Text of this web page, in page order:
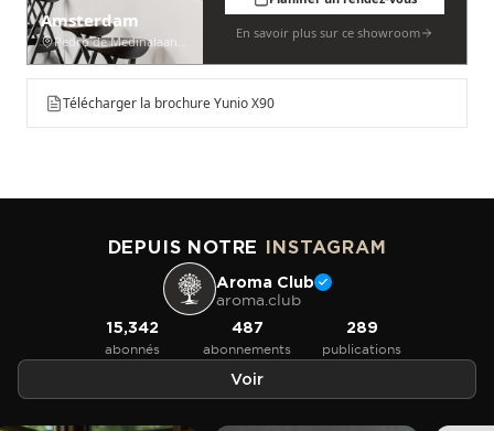
Amsterdam
Pedro de Medinalaan 53
En savoir plus sur ce showroom
Télécharger la brochure Yunio X90
DEPUIS NOTRE INSTAGRAM
Aroma Club
aroma.club
15,342
abonnés
487
abonnements
289
publications
Voir